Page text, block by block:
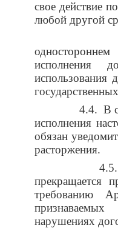
свое действие
любой другой
исполнения
использования
4.4. В
исполнения
обязан
расторжения.
4.5.
прекращается
требованию
нарушениях